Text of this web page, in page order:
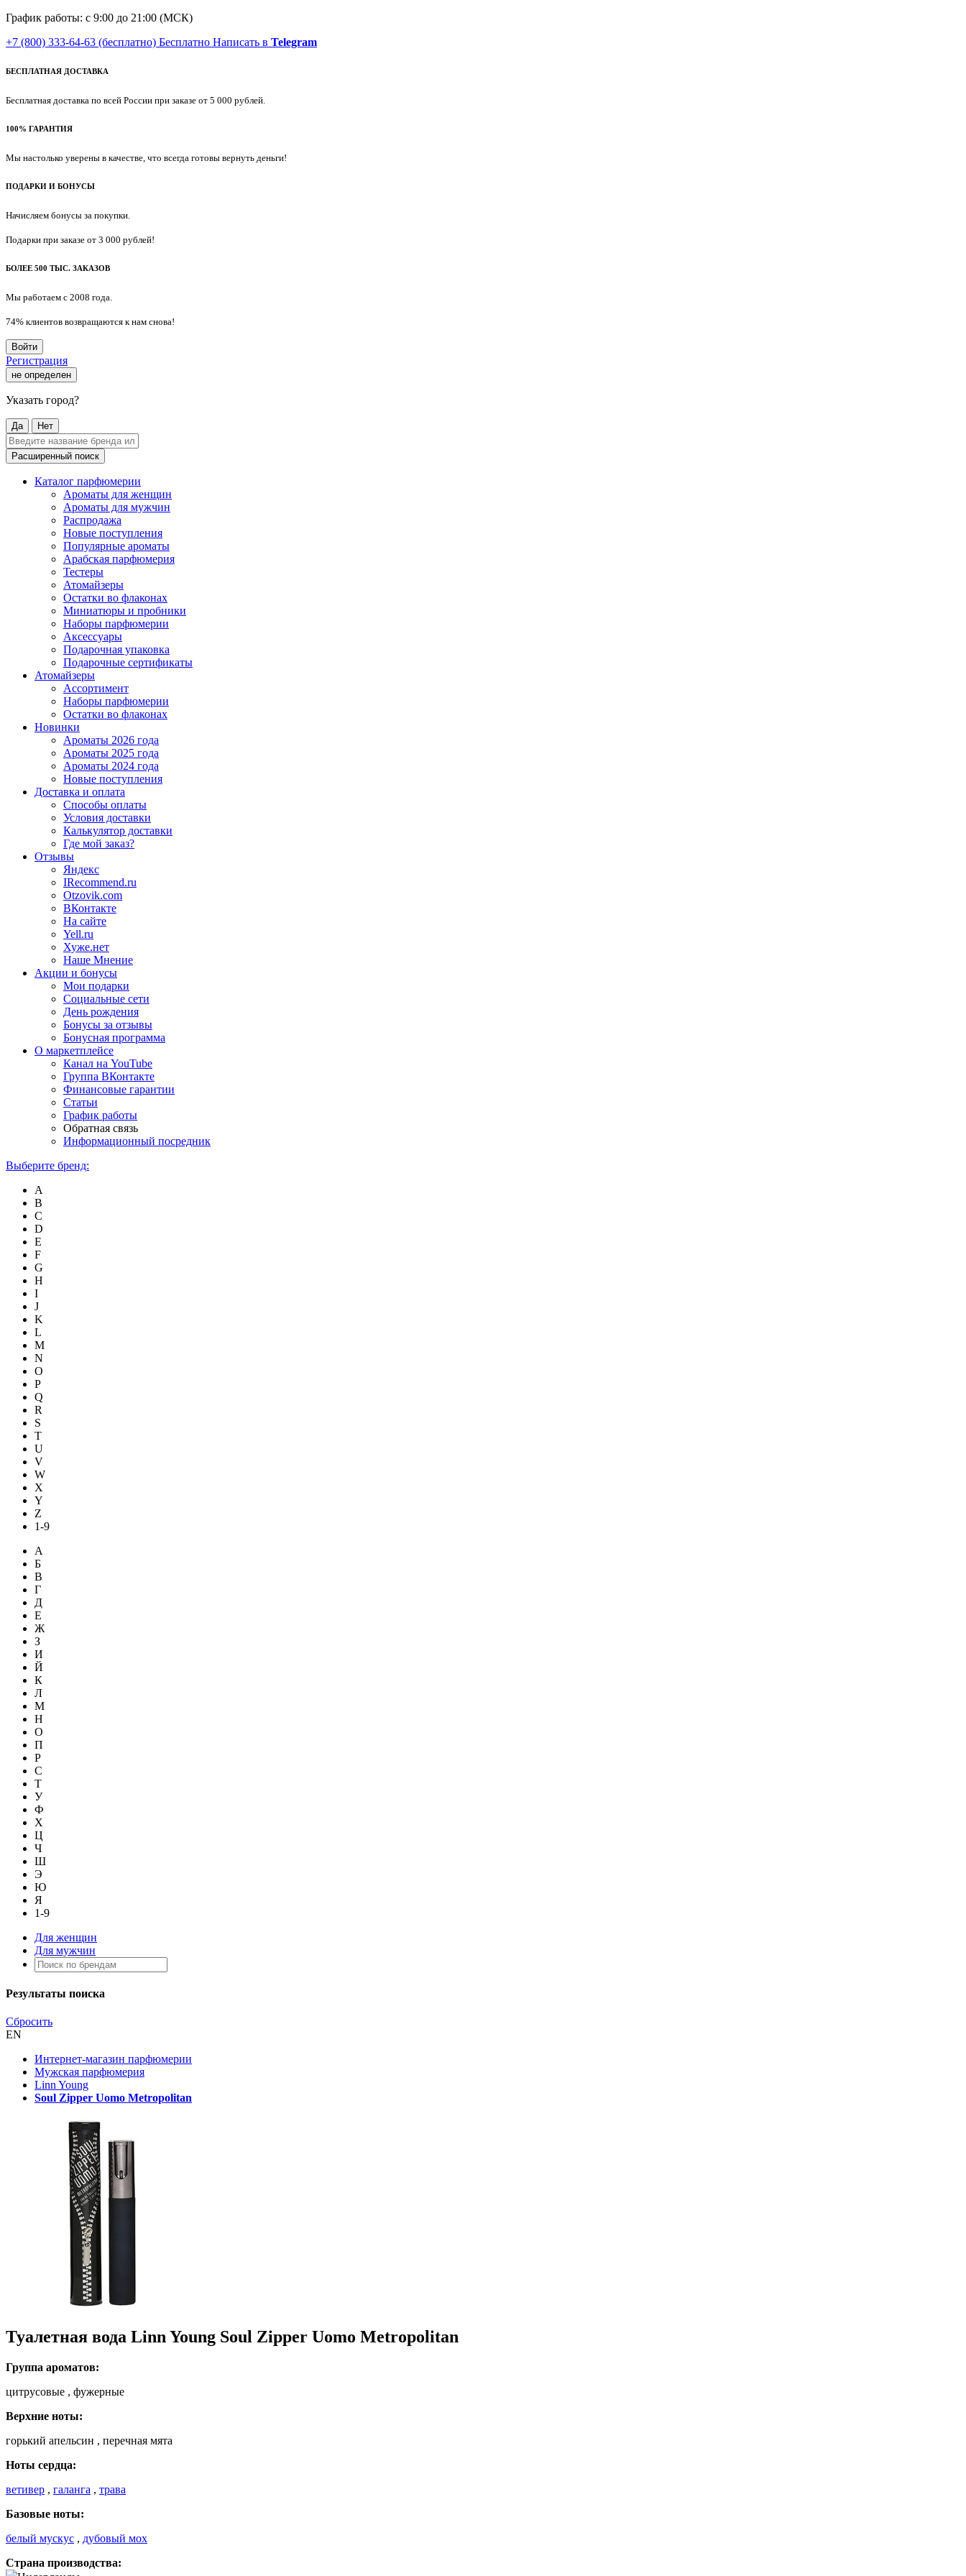
График работы: с 9:00 до 21:00 (МСК)
+7 (800) 333-64-63 (бесплатно) Бесплатно Написать в Telegram
БЕСПЛАТНАЯ ДОСТАВКА
Бесплатная доставка по всей России при заказе от 5 000 рублей.
100% ГАРАНТИЯ
Мы настолько уверены в качестве, что всегда готовы вернуть деньги!
ПОДАРКИ И БОНУСЫ
Начисляем бонусы за покупки.
Подарки при заказе от 3 000 рублей!
БОЛЕЕ 500 ТЫС. ЗАКАЗОВ
Мы работаем с 2008 года.
74% клиентов возвращаются к нам снова!
Войти
Регистрация
не определен
Указать город?
Да Нет
Расширенный поиск
Каталог парфюмерии
Ароматы для женщин
Ароматы для мужчин
Распродажа
Новые поступления
Популярные ароматы
Арабская парфюмерия
Тестеры
Атомайзеры
Остатки во флаконах
Миниатюры и пробники
Наборы парфюмерии
Аксессуары
Подарочная упаковка
Подарочные сертификаты
Атомайзеры
Ассортимент
Наборы парфюмерии
Остатки во флаконах
Новинки
Ароматы 2026 года
Ароматы 2025 года
Ароматы 2024 года
Новые поступления
Доставка и оплата
Способы оплаты
Условия доставки
Калькулятор доставки
Где мой заказ?
Отзывы
Яндекс
IRecommend.ru
Otzovik.com
ВКонтакте
На сайте
Yell.ru
Хуже.нет
Наше Мнение
Акции и бонусы
Мои подарки
Социальные сети
День рождения
Бонусы за отзывы
Бонусная программа
О маркетплейсе
Канал на YouTube
Группа ВКонтакте
Финансовые гарантии
Статьи
График работы
Обратная связь
Информационный посредник
Выберите бренд:
A
B
C
D
E
F
G
H
I
J
K
L
M
N
O
P
Q
R
S
T
U
V
W
X
Y
Z
1-9
А
Б
В
Г
Д
Е
Ж
З
И
Й
К
Л
М
Н
О
П
Р
С
Т
У
Ф
Х
Ц
Ч
Ш
Э
Ю
Я
1-9
Для женщин
Для мужчин
Результаты поиска
Сбросить
EN
Интернет-магазин парфюмерии
Мужская парфюмерия
Linn Young
Soul Zipper Uomo Metropolitan
Туалетная вода Linn Young Soul Zipper Uomo Metropolitan
Группа ароматов:
цитрусовые , фужерные
Верхние ноты:
горький апельсин , перечная мята
Ноты сердца:
ветивер , галанга , трава
Базовые ноты:
белый мускус , дубовый мох
Страна производства: